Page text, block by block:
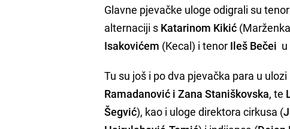
Glavne pjevačke uloge odigrali su
alternaciji s Katarinom Kikić
Isakovićem (Kecal) i tenor Ileš Bečei
Tu su još i po dva pjevačka para u
Ramadanović i Zana Staniškovska, te
Šegvić), kao i uloge direktora cirkusa (